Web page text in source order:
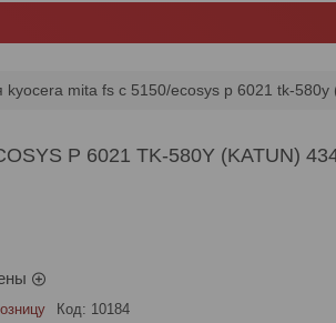
kyocera mita fs c 5150/ecosys p 6021 tk-580y
P 6021 TK-580Y (KATUN)
Код: 10184